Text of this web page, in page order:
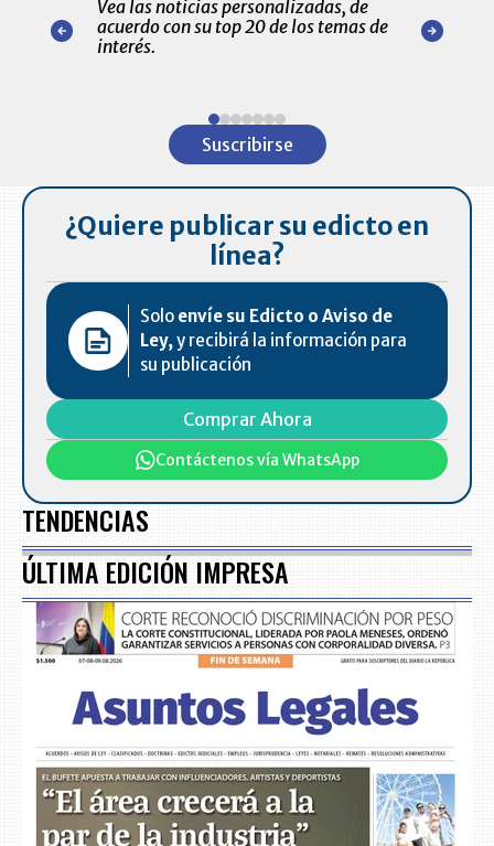
nuestro
para
Vea las noticias personalizadas, de
acuerdo con su top 20 de los temas de
interés.
de las
Suscribirse
¿Quiere publicar su edicto en
línea?
Solo envíe su Edicto o Aviso de
Ley,y recibirá la información para
su publicación
Comprar Ahora
Contáctenos vía WhatsApp
TENDENCIAS
ÚLTIMA EDICIÓN IMPRESA